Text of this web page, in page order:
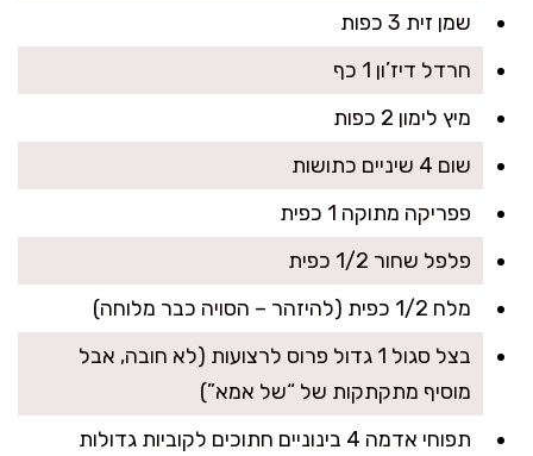
שמן זית 3 כפות
חרדל דיז’ון 1 כף
מיץ לימון 2 כפות
שום 4 שיניים כתושות
פפריקה מתוקה 1 כפית
פלפל שחור 1/2 כפית
מלח 1/2 כפית (להיזהר – הסויה כבר מלוחה)
בצל סגול 1 גדול פרוס לרצועות (לא חובה, אבל
מוסיף מתקתקות של “של אמא”)
תפוחי אדמה 4 בינוניים חתוכים לקוביות גדולות